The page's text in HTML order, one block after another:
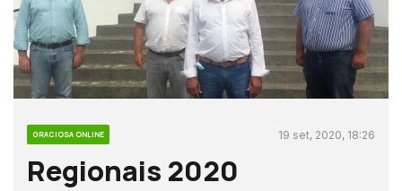
GRACIOSA ONLINE 19 set, 2020, 18:26
Regionais 2020